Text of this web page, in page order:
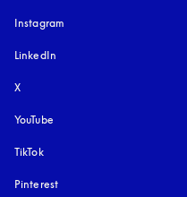
Instagram
LinkedIn
X
YouTube
TikTok
Pinterest